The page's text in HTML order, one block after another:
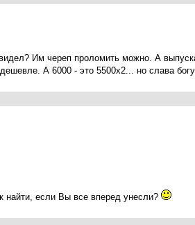
Им череп проломить можно. А
А 6000 - это 5500х2... но слава
найти, если Вы все вперед унесли?